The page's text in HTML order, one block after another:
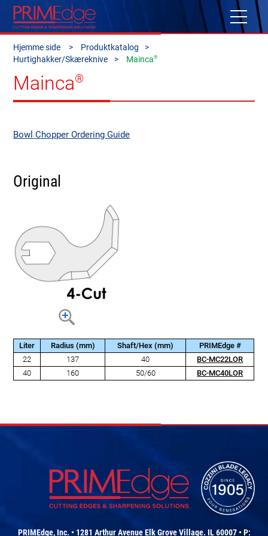
Hjemme side
Produktkatalog
Hurtighakker/Skæreknive
Mainca®
Mainca®
Bowl Chopper Ordering Guide
Original
Liter Radius (mm) Shaft/Hex (mm)
PRIMEdge #
22
137 40
BC-MC22LOR
40
160 50/60 BC-MC40LOR
PRIMEdge, Inc. • 1281 Arthur Avenue Elk Grove Village. IL 60007 • P: